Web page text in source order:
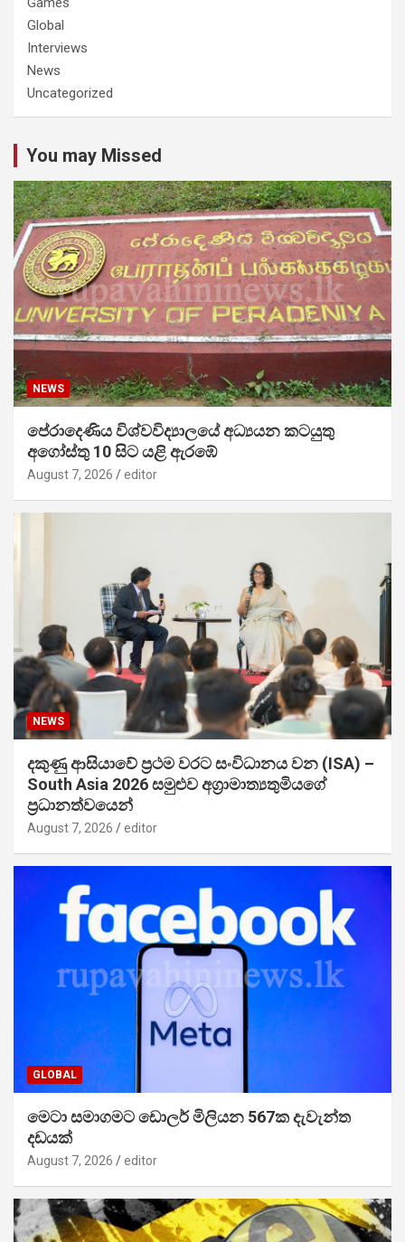
Global
Interviews
News
Uncategorized
You may Missed
NEWS
පේරාදෙණිය විශ්වවිද්‍යාලයේ අධ්‍යයන කටයුතු
අගෝස්තු 10 සිට යළි ඇරඹේ
August 7, 2026 editor
NEWS
දකුණු ආසියාවේ ප්‍රථම වරට සංවිධානය වන (ISA) –
South Asia 2026 සමුළුව අග්‍රාමාත්‍යතුමියගේ
ප්‍රධානත්වයෙන්
August 7, 2026 editor
GLOBAL
මෙටා සමාගමට ඩොලර් මිලියන 567ක දැවැන්ත
දඩයක්
August 7, 2026 editor